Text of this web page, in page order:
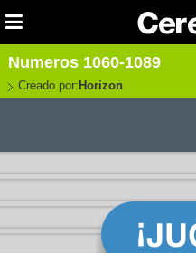
Numeros 1060-1089
Creado por: Horizon